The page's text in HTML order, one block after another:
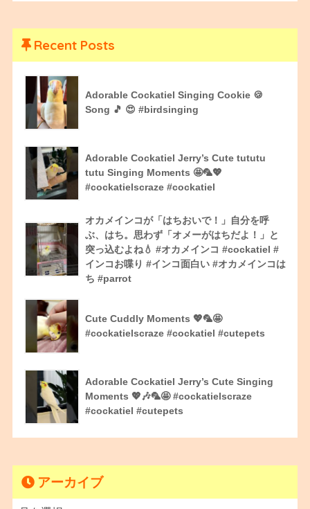
Recent Posts
Adorable Cockatiel Singing Cookie 🍪
Song 🎵 😍 #birdsinging
Adorable Cockatiel Jerry’s Cute tututu
tutu Singing Moments 🤩🦜💖
#cockatielscraze #cockatiel
オカメインコが「はちおいで！」自分を呼
ぶ、はち。思わず「オメーがはちだよ！」と
突っ込むよね💧 #オカメインコ #cockatiel #
インコお喋り #インコ面白い #オカメインコは
ち #parrot
Cute Cuddly Moments 💖🦜🤩
#cockatielscraze #cockatiel #cutepets
Adorable Cockatiel Jerry’s Cute Singing
Moments 💖🎶🦜🤩 #cockatielscraze
#cockatiel #cutepets
アーカイブ